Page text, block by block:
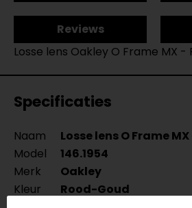
Reviews
Losse lens Oakley O Frame MX -
Specificaties
Naam
Losse lens O Frame
Model
146.1954
Merk
Oakley
Kleur
Rood-Goud